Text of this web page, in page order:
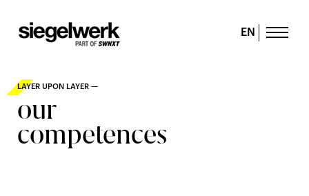
EN
LAYER UPON LAYER —
our
competences